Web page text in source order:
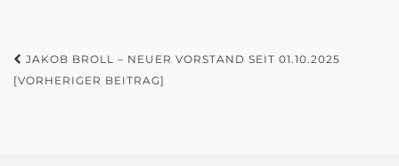
JAKOB BROLL – NEUER VORSTAND SEIT 01.10.2025
[VORHERIGER BEITRAG]